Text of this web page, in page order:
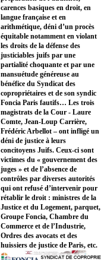
carences basiques en droit, en
langue française et en
arithmétique, déni d’un procès
équitable notamment en violant
les droits de la défense des
justiciables juifs par une
partialité choquante et par une
mansuétude généreuse au
bénéfice du Syndicat des
copropriétaires et de son syndic
Foncia Paris fautifs… Les trois
magistrats de la Cour - Laure
Comte, Jean-Loup Carrière,
Frédéric Arbellot – ont infligé un
déni de justice à leurs
concitoyens Juifs. Ceux-ci sont
victimes du « gouvernement des
juges » et de l’absence de
contrôles par diverses autorités
qui ont refusé d’intervenir pour
rétablir le droit : ministres de la
Justice et du Logement, parquet,
Groupe Foncia, Chambre du
Commerce et de l’Industrie,
Ordres des avocats et des
huissiers de justice de Paris, etc.